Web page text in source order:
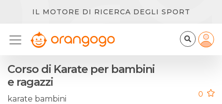
IL MOTORE DI RICERCA DEGLI SPORT
Corso di Karate per bambini
e ragazzi
karate bambini
0